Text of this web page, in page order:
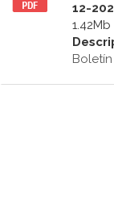
12-
1.42Mb